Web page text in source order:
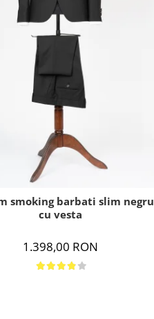
smoking barbati slim negru
cu vesta
1.398,00 RON